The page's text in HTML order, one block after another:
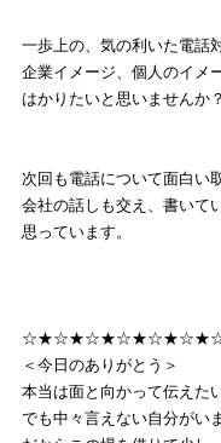
一歩上の、気の利いた電話
企業イメージ、個人のイメ
はかりたいと思いませんか？
次回も電話について面白い
会社の話しも交え、書いて
思っています。
＜今日のありがとう＞
本当は面と向かって伝えた
でも中々言えない自分がい